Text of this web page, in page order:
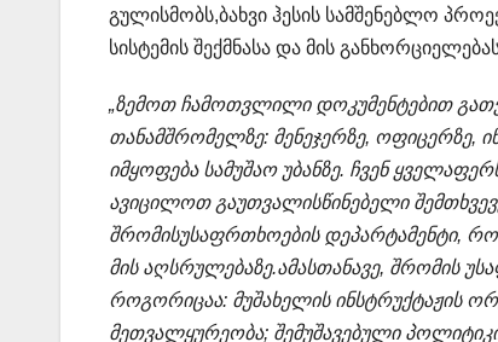
გულისმობს,ბახვი ჰესის სამშენებლო
სისტემის შექმნასა და მის
„ზემოთ ჩამოთვლილი დოკუმენტებით
თანამშრომელზე: მენეჯერზე, ოფიცერზე,
იმყოფება სამუშაო უბანზე. ჩვენ
ავიცილოთ გაუთვალისწინებელი
შრომისუსაფრთხოების დეპარტამენტი,
მის აღსრულებაზე.ამასთანავე, შრომის
როგორიცაა: მუშახელის ინსტრუქტაჟის
მეთვალყურეობა; შემუშავებული